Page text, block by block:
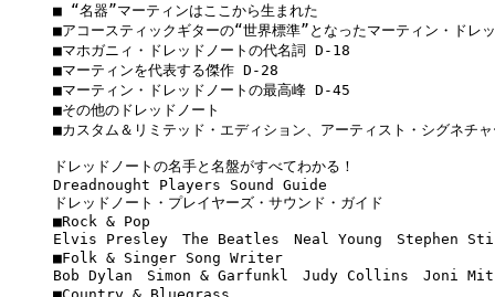
■ “名器”マーティンはここから生まれた
■アコースティックギターの“世界標準”となったマーティン・ドレ
■マホガニィ・ドレッドノートの代名詞 D-18
■マーティンを代表する傑作 D-28
■マーティン・ドレッドノートの最高峰 D-45
■その他のドレッドノート
■カスタム＆リミテッド・エディション、アーティスト・シグネチ
ドレッドノートの名手と名盤がすべてわかる！
Dreadnought Players Sound Guide
ドレッドノート・プレイヤーズ・サウンド・ガイド
■Rock & Pop
Elvis Presley　The Beatles　Neal Young　Stephen
■Folk & Singer Song Writer
Bob Dylan　Simon & Garfunkl　Judy Collins　Joni